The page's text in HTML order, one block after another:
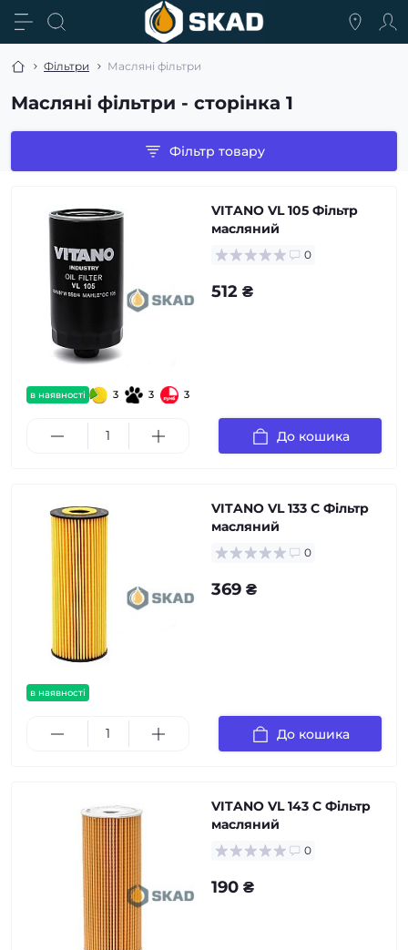
Фільтри Масляні фільтри
Масляні фільтри - сторінка 1
Фільтр товару
в наявності 3 3 3
VITANO VL 105 Фільтр
масляний
0
512 ₴
До кошика
в наявності
VITANO VL 133 C Фільтр
масляний
0
369 ₴
До кошика
VITANO VL 143 C Фільтр
масляний
0
190 ₴